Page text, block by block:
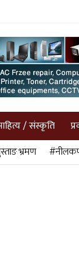
/ संस्कृति
भ्रमण